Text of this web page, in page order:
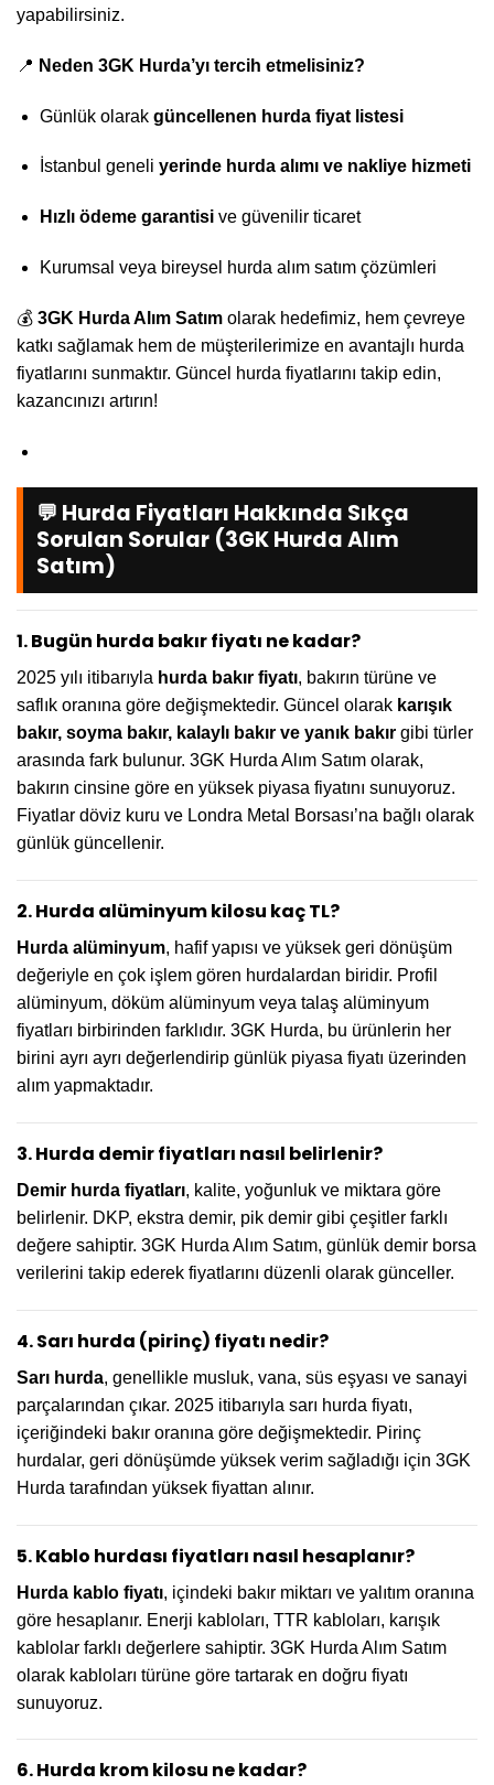
yapabilirsiniz.
📍 Neden 3GK Hurda’yı tercih etmelisiniz?
Günlük olarak güncellenen hurda fiyat listesi
İstanbul geneli yerinde hurda alımı ve nakliye hizmeti
Hızlı ödeme garantisive güvenilir ticaret
Kurumsal veya bireysel hurda alım satım çözümleri
💰 3GK Hurda Alım Satım olarak hedefimiz, hem çevreye
katkı sağlamak hem de müşterilerimize en avantajlı hurda
fiyatlarını sunmaktır. Güncel hurda fiyatlarını takip edin,
kazancınızı artırın!
💬 Hurda Fiyatları Hakkında Sıkça
Sorulan Sorular (3GK Hurda Alım
Satım)
1. Bugün hurda bakır fiyatı ne kadar?
2025 yılı itibarıyla hurda bakır fiyatı, bakırın türüne ve
saflık oranına göre değişmektedir. Güncel olarak karışık
bakır, soyma bakır, kalaylı bakır ve yanık bakır gibi türler
arasında fark bulunur. 3GK Hurda Alım Satım olarak,
bakırın cinsine göre en yüksek piyasa fiyatını sunuyoruz.
Fiyatlar döviz kuru ve Londra Metal Borsası’na bağlı olarak
günlük güncellenir.
2. Hurda alüminyum kilosu kaç TL?
Hurda alüminyum, hafif yapısı ve yüksek geri dönüşüm
değeriyle en çok işlem gören hurdalardan biridir. Profil
alüminyum, döküm alüminyum veya talaş alüminyum
fiyatları birbirinden farklıdır. 3GK Hurda, bu ürünlerin her
birini ayrı ayrı değerlendirip günlük piyasa fiyatı üzerinden
alım yapmaktadır.
3. Hurda demir fiyatları nasıl belirlenir?
Demir hurda fiyatları, kalite, yoğunluk ve miktara göre
belirlenir. DKP, ekstra demir, pik demir gibi çeşitler farklı
değere sahiptir. 3GK Hurda Alım Satım, günlük demir borsa
verilerini takip ederek fiyatlarını düzenli olarak günceller.
4. Sarı hurda (pirinç) fiyatı nedir?
Sarı hurda, genellikle musluk, vana, süs eşyası ve sanayi
parçalarından çıkar. 2025 itibarıyla sarı hurda fiyatı,
içeriğindeki bakır oranına göre değişmektedir. Pirinç
hurdalar, geri dönüşümde yüksek verim sağladığı için 3GK
Hurda tarafından yüksek fiyattan alınır.
5. Kablo hurdası fiyatları nasıl hesaplanır?
Hurda kablo fiyatı, içindeki bakır miktarı ve yalıtım oranına
göre hesaplanır. Enerji kabloları, TTR kabloları, karışık
kablolar farklı değerlere sahiptir. 3GK Hurda Alım Satım
olarak kabloları türüne göre tartarak en doğru fiyatı
sunuyoruz.
6. Hurda krom kilosu ne kadar?